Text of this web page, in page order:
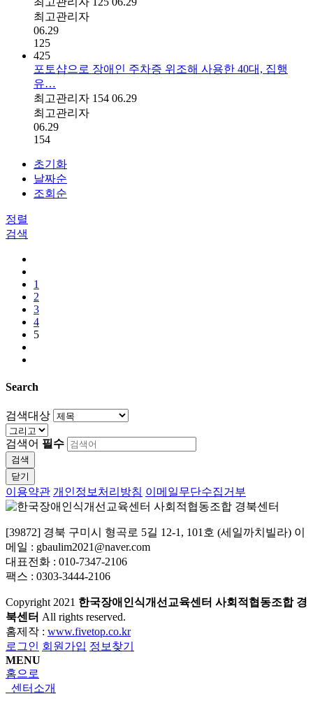
최고관리자
06.29
125
425
포토샵으로 장애인 주차증 위조해 사용한 40대, 집행
유…
최고관리자 154 06.29
최고관리자
06.29
154
초기화
날짜순
조회순
정렬
검색
1
2
3
4
5
Search
검색대상
검색어 필수
검색
닫기
이용약관 개인정보처리방침 이메일무단수집거부
[39872] 경북 구미시 형곡로 5길 12-1, 101호 (세일까치빌라) 이
메일 : gbaulim2021@naver.com
대표전화 : 010-7347-2106
팩스 : 0303-3444-2106
Copyright 2021 한국장애인식개선교육센터 사회적협동조합 경
북센터 All rights reserved.
홈제작 : www.fivetop.co.kr
로그인 회원가입 정보찾기
MENU
홈으로
센터소개